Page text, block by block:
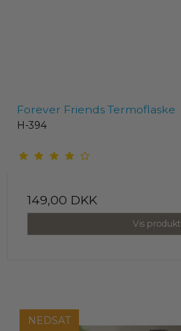
Forever Friends Termoflaske
H-394
149,00 DKK
Vis produkt
NEDSAT